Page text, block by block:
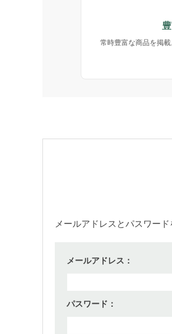
常時豊富な商品を掲載
メールアドレス とパスワード
メールアドレス：
パスワード：